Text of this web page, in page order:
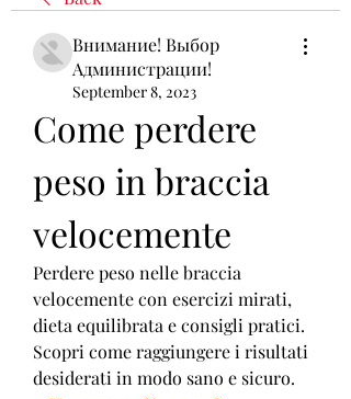
Внимание! Выбор
Администрации!
September 8, 2023
Come perdere
peso in braccia
velocemente
Perdere peso nelle braccia
velocemente con esercizi mirati,
dieta equilibrata e consigli pratici.
Scopri come raggiungere i risultati
desiderati in modo sano e sicuro.